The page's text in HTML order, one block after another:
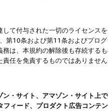
て付与された一切のライセンス
第10条および第11条およびプロ
は、本規約の解除後も存続する
任を免責するものではありませ
・サイト、アマゾン・サイト上
ード、プロダクト広告コンテ